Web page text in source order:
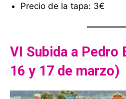
Precio de la tapa: 3€
VI Subida a Pedro
16 y 17 de marzo)